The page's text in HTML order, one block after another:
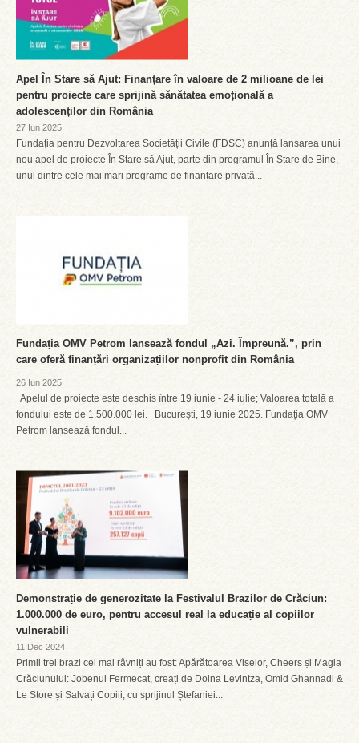
Apel În Stare să Ajut: Finanțare în valoare de 2 milioane de lei
pentru proiecte care sprijină sănătatea emoțională a
adolescenților din România
27 Iun 2025
Fundația pentru Dezvoltarea Societății Civile (FDSC) anunță lansarea unui
nou apel de proiecte În Stare să Ajut, parte din programul În Stare de Bine,
unul dintre cele mai mari programe de finanțare privată...
Fundația OMV Petrom lansează fondul „Azi. Împreună.”, prin
care oferă finanțări organizațiilor nonprofit din România
26 Iun 2025
Apelul de proiecte este deschis între 19 iunie - 24 iulie; Valoarea totală a
fondului este de 1.500.000 lei. București, 19 iunie 2025. Fundația OMV
Petrom lansează fondul...
Demonstrație de generozitate la Festivalul Brazilor de Crăciun:
1.000.000 de euro, pentru accesul real la educație al copiilor
vulnerabili
11 Dec 2024
Primii trei brazi cei mai râvniți au fost: Apărătoarea Viselor, Cheers și Magia
Crăciunului: Jobenul Fermecat, creați de Doina Levintza, Omid Ghannadi &
Le Store și Salvați Copiii, cu sprijinul Ștefaniei...